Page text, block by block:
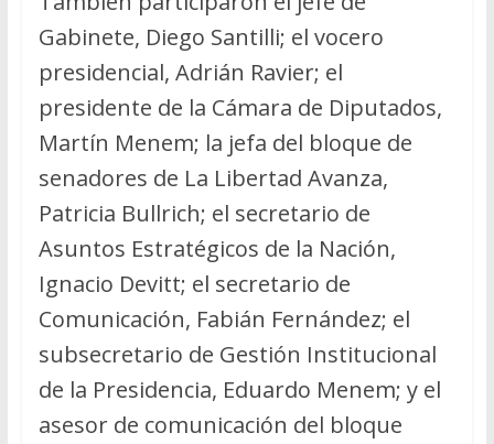
Gabinete, Diego Santilli; el vocero
presidencial, Adrián Ravier; el
presidente de la Cámara de Diputados,
Martín Menem; la jefa del bloque de
senadores de La Libertad Avanza,
Patricia Bullrich; el secretario de
Asuntos Estratégicos de la Nación,
Ignacio Devitt; el secretario de
Comunicación, Fabián Fernández; el
subsecretario de Gestión Institucional
de la Presidencia, Eduardo Menem; y el
asesor de comunicación del bloque